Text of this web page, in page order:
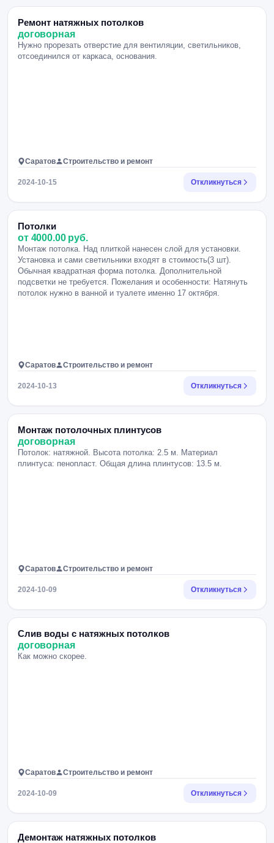
Ремонт натяжных потолков
договорная
Нужно прорезать отверстие для вентиляции, светильников,
отсоединился от каркаса, основания.
Саратов Строительство и ремонт
2024-10-15 Откликнуться
Потолки
от 4000.00 руб.
Монтаж потолка. Над плиткой нанесен слой для установки.
Установка и сами светильники входят в стоимость(3 шт).
Обычная квадратная форма потолка. Дополнительной
подсветки не требуется. Пожелания и особенности: Натянуть
потолок нужно в ванной и туалете именно 17 октября.
Саратов Строительство и ремонт
2024-10-13 Откликнуться
Монтаж потолочных плинтусов
договорная
Потолок: натяжной. Высота потолка: 2.5 м. Материал
плинтуса: пенопласт. Общая длина плинтусов: 13.5 м.
Саратов Строительство и ремонт
2024-10-09 Откликнуться
Слив воды с натяжных потолков
договорная
Как можно скорее.
Саратов Строительство и ремонт
2024-10-09 Откликнуться
Демонтаж натяжных потолков